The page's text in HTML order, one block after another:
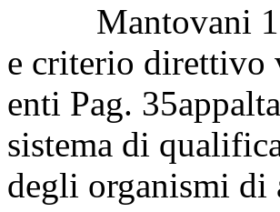
Mantovani
e criterio direttivo
enti Pag. 35
sistema di
degli organismi di